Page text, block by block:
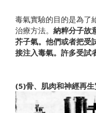
毒氣實驗的目的是為了
治療方法。 納粹分子故
芥子氣。他們或者把受
接注入毒氣。許多受試
(5)骨、肌肉和神經再